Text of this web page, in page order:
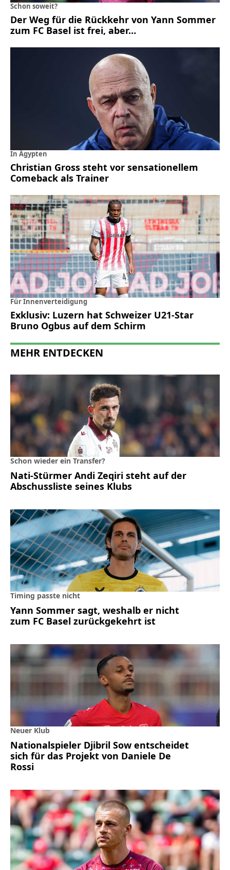
Schon soweit?
Der Weg für die Rückkehr von Yann Sommer
zum FC Basel ist frei, aber…
In Ägypten
Christian Gross steht vor sensationellem
Comeback als Trainer
Für Innenverteidigung
Exklusiv: Luzern hat Schweizer U21-Star
Bruno Ogbus auf dem Schirm
MEHR ENTDECKEN
Schon wieder ein Transfer?
Nati-Stürmer Andi Zeqiri steht auf der
Abschussliste seines Klubs
Timing passte nicht
Yann Sommer sagt, weshalb er nicht
zum FC Basel zurückgekehrt ist
Neuer Klub
Nationalspieler Djibril Sow entscheidet
sich für das Projekt von Daniele De
Rossi